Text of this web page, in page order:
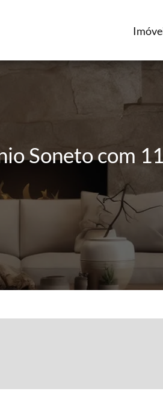
Soneto com